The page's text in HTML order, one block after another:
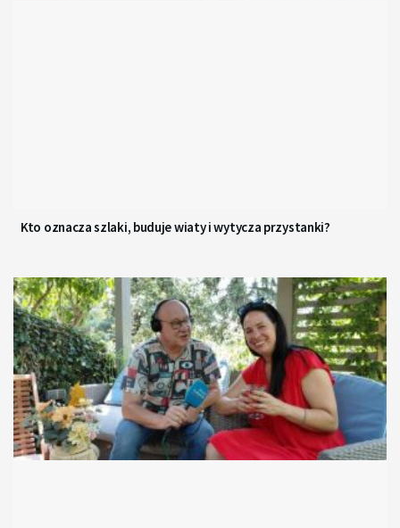
Kto oznacza szlaki, buduje wiaty i wytycza przystanki?